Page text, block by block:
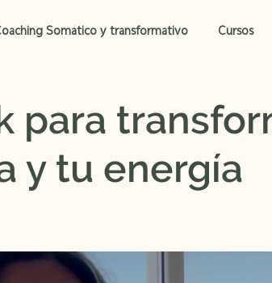
Somático y transformativo Cursos
para
y tu energía